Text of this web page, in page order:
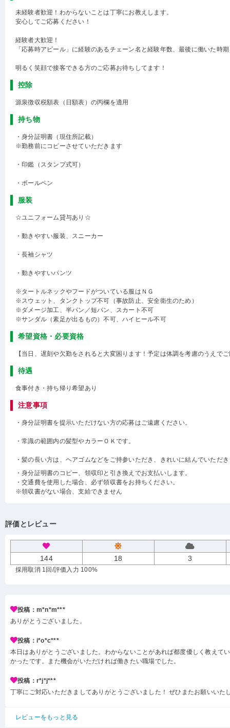
未経験者歓迎！わからないことは丁寧にお教えします。
安心してご応募ください！
経験者大歓迎！
「応募時アピール」に経験のあるチェーン名と経験年数、最後に働いた時
明るく笑顔で接客できる方のご応募お待ちしてます！
控除
源泉徴収税額表（日額表）の丙欄を適用
持ち物
・身分証明書（現住所記載）
※勤務前にコピーさせていただきます
・印鑑（スタンプ式可）
・ボールペン
服装
☆ユニフォーム貸与あり☆
・動きやすい服装、スニーカー
・長袖シャツ
・動きやすいパンツ
※タートルネックやフードがついている服はＮＧ
※スウェット、タンクトップ不可（事故防止、安全衛生のため）
※ダメージ加工、半パン／短パン、スカート不可
※サンダル（素足が出るもの）不可、ハイヒール不可
希望資格・必要資格
【当日、遅刻や欠勤をされると大変困ります！予定は体調を考慮のうえで
待遇
食事付き・持ち帰り希望あり
注意事項
・身分証明書を提示いただけない方の応募はご遠慮ください。
・常識の範囲内の髪型やカラーＯＫです。
・髪の長い方は、ヘアゴムなどをご持参いただき、きれいに結んでいただ
・身分証明書のコピー、領収印と引き換えでお支払いします。
・交通費を使用した場合、必ず領収書をお持ちください。
※領収書がない場合、支給できません
評価とレビュー
144 18 3
採用取消 1回 /評価入力 100%
投稿：m*n*m***
ありがとうございました。
投稿：i*o*c***
本日はありがとうございました。わからないことがあれば都度優しく教えて
かったです。また機会がいただければ働きたい職場でした。
投稿：r*j*j***
丁寧にご対応いただきましてありがとうございました！ ぜひまたお願いいた
レビューをもっと見る